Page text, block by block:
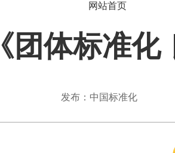
网站首页
《团体标准
发布：中国标准化